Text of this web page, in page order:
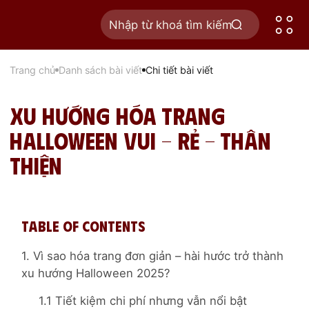
Trang chủ Danh sách bài viết Chi tiết bài viết
Xu hướng hóa trang
Halloween vui – rẻ – thân
thiện
Table of Contents
1. Vì sao hóa trang đơn giản – hài hước trở thành
xu hướng Halloween 2025?
1.1 Tiết kiệm chi phí nhưng vẫn nổi bật